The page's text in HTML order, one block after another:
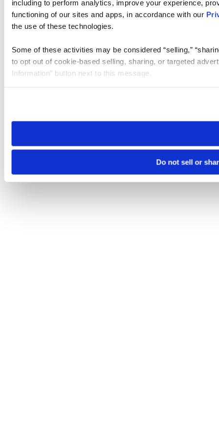
including to perform analytics, improve your experience,
functioning of our sites and apps, in accordance with our
the use of these technologies.
Some of these activities may be considered “selling,”
to opt out of cookie-based selling, sharing, or targeted
Information” button next to this message.
need to be set again.
Do not sell or